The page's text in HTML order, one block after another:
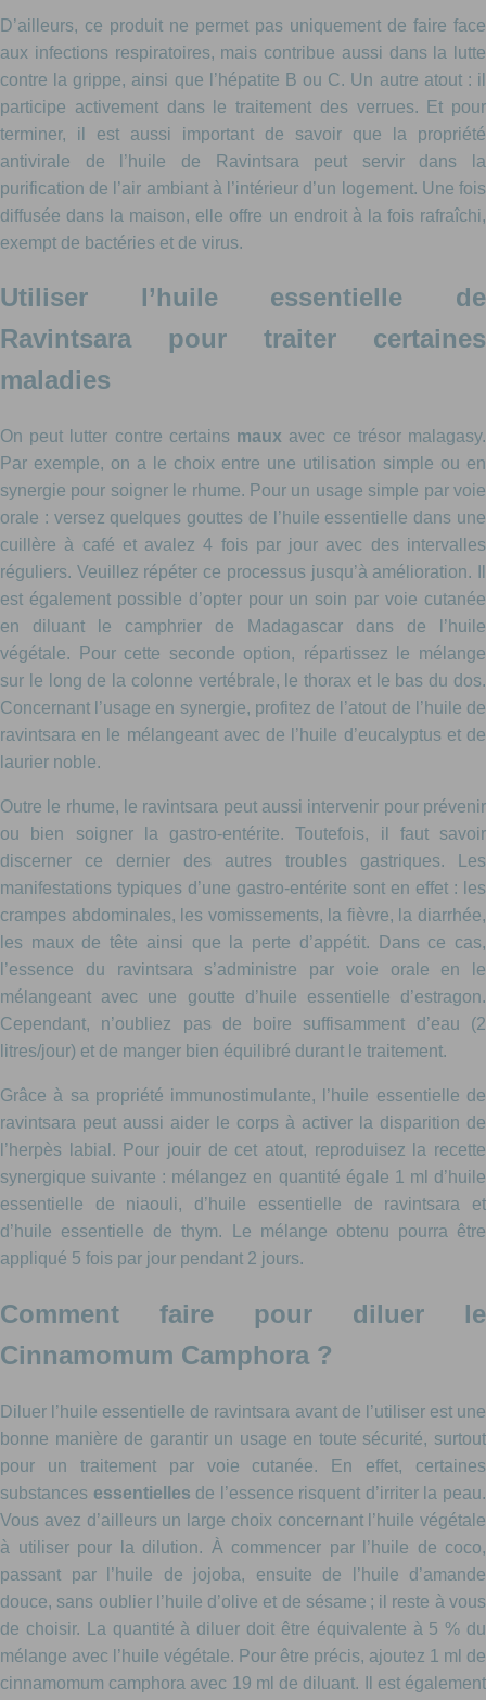
D’ailleurs, ce produit ne permet pas uniquement de faire face
aux infections respiratoires, mais contribue aussi dans la lutte
contre la grippe, ainsi que l’hépatite B ou C. Un autre atout : il
participe activement dans le traitement des verrues. Et pour
terminer, il est aussi important de savoir que la propriété
antivirale de l’huile de Ravintsara peut servir dans la
purification de l’air ambiant à l’intérieur d’un logement. Une fois
diffusée dans la maison, elle offre un endroit à la fois rafraîchi,
exempt de bactéries et de virus.
Utiliser l’huile essentielle de
Ravintsara pour traiter certaines
maladies
On peut lutter contre certains maux avec ce trésor malagasy.
Par exemple, on a le choix entre une utilisation simple ou en
synergie pour soigner le rhume. Pour un usage simple par voie
orale : versez quelques gouttes de l’huile essentielle dans une
cuillère à café et avalez 4 fois par jour avec des intervalles
réguliers. Veuillez répéter ce processus jusqu’à amélioration. Il
est également possible d’opter pour un soin par voie cutanée
en diluant le camphrier de Madagascar dans de l’huile
végétale. Pour cette seconde option, répartissez le mélange
sur le long de la colonne vertébrale, le thorax et le bas du dos.
Concernant l’usage en synergie, profitez de l’atout de l’huile de
ravintsara en le mélangeant avec de l’huile d’eucalyptus et de
laurier noble.
Outre le rhume, le ravintsara peut aussi intervenir pour prévenir
ou bien soigner la gastro-entérite. Toutefois, il faut savoir
discerner ce dernier des autres troubles gastriques. Les
manifestations typiques d’une gastro-entérite sont en effet : les
crampes abdominales, les vomissements, la fièvre, la diarrhée,
les maux de tête ainsi que la perte d’appétit. Dans ce cas,
l’essence du ravintsara s’administre par voie orale en le
mélangeant avec une goutte d’huile essentielle d’estragon.
Cependant, n’oubliez pas de boire suffisamment d’eau (2
litres/jour) et de manger bien équilibré durant le traitement.
Grâce à sa propriété immunostimulante, l’huile essentielle de
ravintsara peut aussi aider le corps à activer la disparition de
l’herpès labial. Pour jouir de cet atout, reproduisez la recette
synergique suivante : mélangez en quantité égale 1 ml d’huile
essentielle de niaouli, d’huile essentielle de ravintsara et
d’huile essentielle de thym. Le mélange obtenu pourra être
appliqué 5 fois par jour pendant 2 jours.
Comment faire pour diluer le
Cinnamomum Camphora ?
Diluer l’huile essentielle de ravintsara avant de l’utiliser est une
bonne manière de garantir un usage en toute sécurité, surtout
pour un traitement par voie cutanée. En effet, certaines
substances essentielles de l’essence risquent d’irriter la peau.
Vous avez d’ailleurs un large choix concernant l’huile végétale
à utiliser pour la dilution. À commencer par l’huile de coco,
passant par l’huile de jojoba, ensuite de l’huile d’amande
douce, sans oublier l’huile d’olive et de sésame ; il reste à vous
de choisir. La quantité à diluer doit être équivalente à 5 % du
mélange avec l’huile végétale. Pour être précis, ajoutez 1 ml de
cinnamomum camphora avec 19 ml de diluant. Il est également